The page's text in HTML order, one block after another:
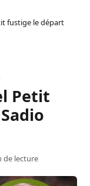
fustige le départ
Petit
de lecture